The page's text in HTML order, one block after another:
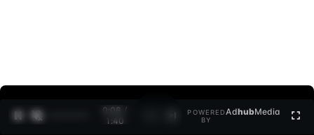
0:08 /
1:40
POWERED
BY
AdhubMedia